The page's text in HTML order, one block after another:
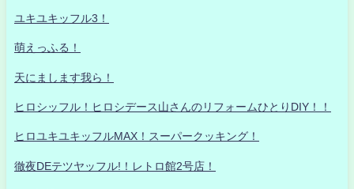
ユキユキッフル3！
萌えっふる！
天にまします我ら！
ヒロシッフル！ヒロシデース山さんのリフォームひとりDIY！！
ヒロユキユキッフルMAX！スーパークッキング！
徹夜DEテツヤッフル!！レトロ館2号店！